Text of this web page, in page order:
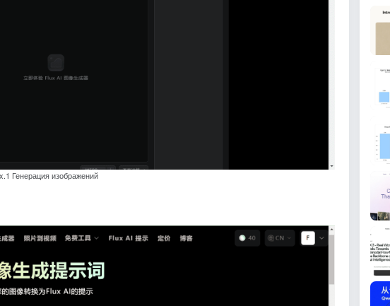
Генерация изображений